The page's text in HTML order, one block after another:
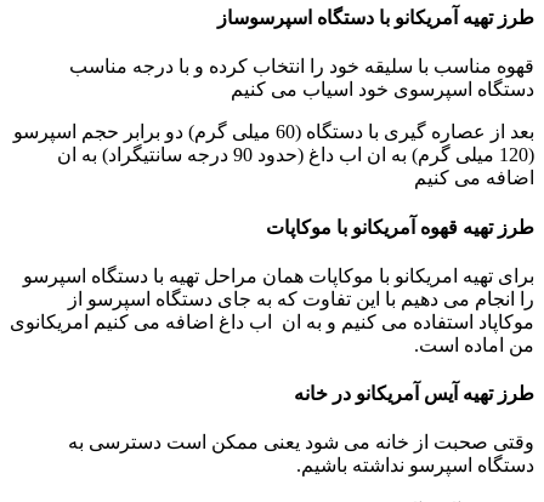
طرز تهیه آمریکانو با دستگاه اسپرسوساز
قهوه مناسب با سلیقه خود را انتخاب کرده و با درجه مناسب
دستگاه اسپرسوی خود اسیاب می کنیم
بعد از عصاره گیری با دستگاه (60 میلی گرم) دو برابر حجم اسپرسو
(120 میلی گرم) به ان اب داغ (حدود 90 درجه سانتیگراد) به ان
اضافه می کنیم
طرز تهیه قهوه آمریکانو با موکاپات
برای تهیه امریکانو با موکاپات همان مراحل تهیه با دستگاه اسپرسو
را انجام می دهیم با این تفاوت که به جای دستگاه اسپرسو از
موکاپاد استفاده می کنیم و به ان اب داغ اضافه می کنیم امریکانوی
من اماده است.
طرز تهیه آیس آمریکانو در خانه
وقتی صحبت از خانه می شود یعنی ممکن است دسترسی به
دستگاه اسپرسو نداشته باشیم.